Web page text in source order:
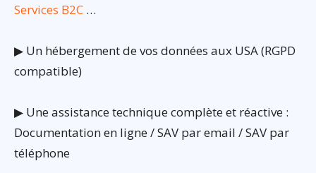
Services B2C …
▶ Un hébergement de vos données aux USA (RGPD
compatible)
▶ Une assistance technique complète et réactive :
Documentation en ligne / SAV par email / SAV par
téléphone